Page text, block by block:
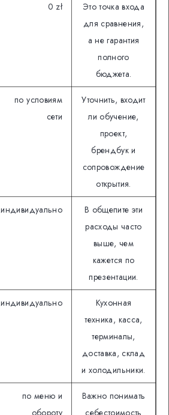
0 zł
Это точка входа
для сравнения,
а не гарантия
полного
бюджета.
по условиям
сети
Уточнить, входит
ли обучение,
проект,
брендбук и
сопровождение
открытия.
индивидуально
В общепите эти
расходы часто
выше, чем
кажется по
презентации.
индивидуально
Кухонная
техника, касса,
терминалы,
доставка, склад
и холодильники.
по меню и
Важно понимать